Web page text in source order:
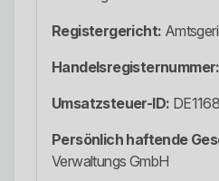
Registergericht:
Handelsregisternummer:
Umsatzsteuer-ID:
Persönlich haftende
Verwaltungs GmbH